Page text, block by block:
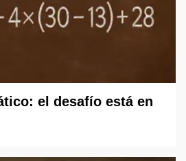
el desafío está en